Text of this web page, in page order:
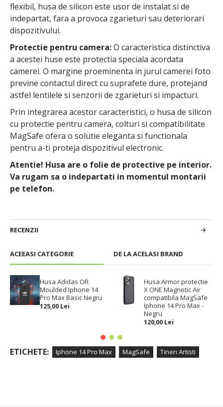
ACEEASI CATEGORIE DE LA ACELASI BRAND
Husa Adidas OR
Moulded Iphone 14
Pro Max Basic Negru
125,00 Lei
Husa Armor protectie
X ONE Magnetic Air
compatibila MagSafe
Iphone 14 Pro Max -
Negru
120,00 Lei
flexibil, husa de silicon este usor de instalat si de
indepartat, fara a provoca zgarieturi sau deteriorari
dispozitivului.
Protectie pentru camera:O caracteristica distinctiva
a acestei huse este protectia speciala acordata
camerei. O margine proeminenta in jurul camerei foto
previne contactul direct cu suprafete dure, protejand
astfel lentilele si senzorii de zgarieturi si impacturi.
Prin integrarea acestor caracteristici, o husa de silicon
cu protectie pentru camera, colturi si compatibilitate
MagSafe ofera o solutie eleganta si functionala
pentru a-ti proteja dispozitivul electronic.
Atentie! Husa are o folie de protective pe interior.
Va rugam sa o indepartati in momentul montarii
pe telefon.
RECENZII
ETICHETE: Iphone 14 Pro Max MagSafe Tineri Artisti